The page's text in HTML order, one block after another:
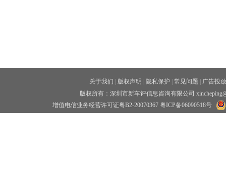
关于我们 | 版权声明 | 隐私保护 | 常见问题 | 广告投放
版权所有：深圳市新车评信息咨询有限公司
增值电信业务经营许可证粤B2-20070367 粤ICP备06090518号